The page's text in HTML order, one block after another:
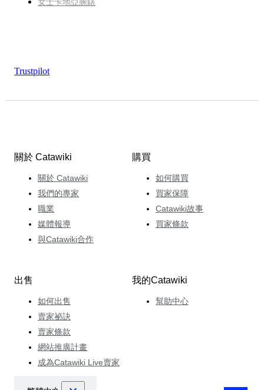
女士卡地亞腕錶
Trustpilot
關於 Catawiki
關於 Catawiki
我們的專家
職業
媒體報導
與Catawiki合作
購買
如何購買
買家保障
Catawiki故事
買家條款
出售
如何出售
賣家祕訣
賣家條款
網站推廣計畫
成為Catawiki Live賣家
我的Catawiki
幫助中心